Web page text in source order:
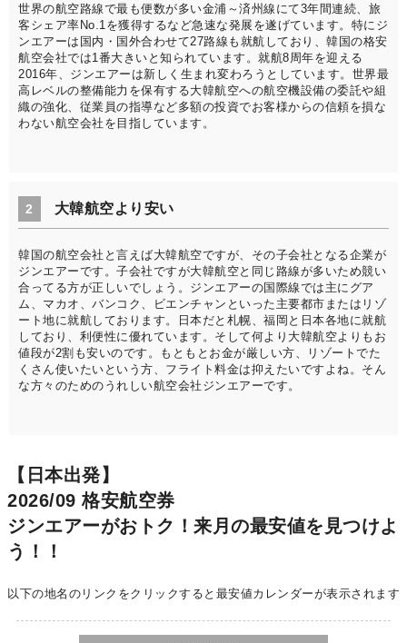
世界の航空路線で最も便数が多い金浦～済州線にて3年間連続、旅
客シェア率No.1を獲得するなど急速な発展を遂げています。特にジ
ンエアーは国内・国外合わせて27路線も就航しており、韓国の格安
航空会社では1番大きいと知られています。就航8周年を迎える
2016年、ジンエアーは新しく生まれ変わろうとしています。世界最
高レベルの整備能力を保有する大韓航空への航空機設備の委託や組
織の強化、従業員の指導など多額の投資でお客様からの信頼を損な
わない航空会社を目指しています。
2 大韓航空より安い
韓国の航空会社と言えば大韓航空ですが、その子会社となる企業が
ジンエアーです。子会社ですが大韓航空と同じ路線が多いため競い
合ってる方が正しいでしょう。ジンエアーの国際線では主にグア
ム、マカオ、バンコク、ビエンチャンといった主要都市またはリゾ
ート地に就航しております。日本だと札幌、福岡と日本各地に就航
しており、利便性に優れています。そして何より大韓航空よりもお
値段が2割も安いのです。もともとお金が厳しい方、リゾートでた
くさん使いたいという方、フライト料金は抑えたいですよね。そん
な方々のためのうれしい航空会社ジンエアーです。
【日本出発】
2026/09 格安航空券
ジンエアーがおトク！来月の最安値を見つけよ
う！！
以下の地名のリンクをクリックすると最安値カレンダーが表示されます